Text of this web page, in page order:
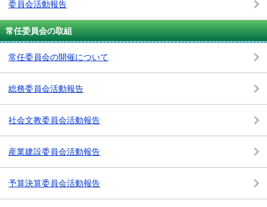
委員会活動報告
常任委員会の取組
常任委員会の開催について
総務委員会活動報告
社会文教委員会活動報告
産業建設委員会活動報告
予算決算委員会活動報告